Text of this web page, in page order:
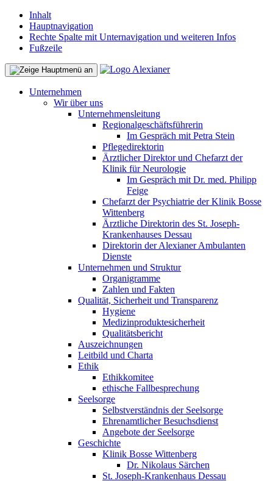
Inhalt
Hauptnavigation
Rechte Spalte mit Unternavigation und weiteren Infos
Fußzeile
Unternehmen
Wir über uns
Unternehmensleitung
Regionalgeschäftsführerin
Im Gespräch mit Petra Stein
Pflegedirektorin
Ärztlicher Direktor und Chefarzt der
Klinik für Neurologie
Im Gespräch mit Dr. med. Philipp
Feige
Chefarzt der Psychiatrie der Klinik Bosse
Wittenberg
Ärztliche Direktorin des St. Joseph-
Krankenhauses Dessau
Direktorin der Alexianer Ambulanten
Dienste
Unternehmen und Struktur
Organigramme
Zahlen und Fakten
Qualität, Sicherheit und Transparenz
Hygiene
Medizinproduktesicherheit
Qualitätsbericht
Auszeichnungen
Leitbild und Charta
Ethik
Ethikkomitee
ethische Fallbesprechung
Seelsorge
Selbstverständnis der Seelsorge
Ehrenamtlicher Besuchsdienst
Angebote der Seelsorge
Geschichte
Klinik Bosse Wittenberg
Dr. Nikolaus Särchen
St. Joseph-Krankenhaus Dessau